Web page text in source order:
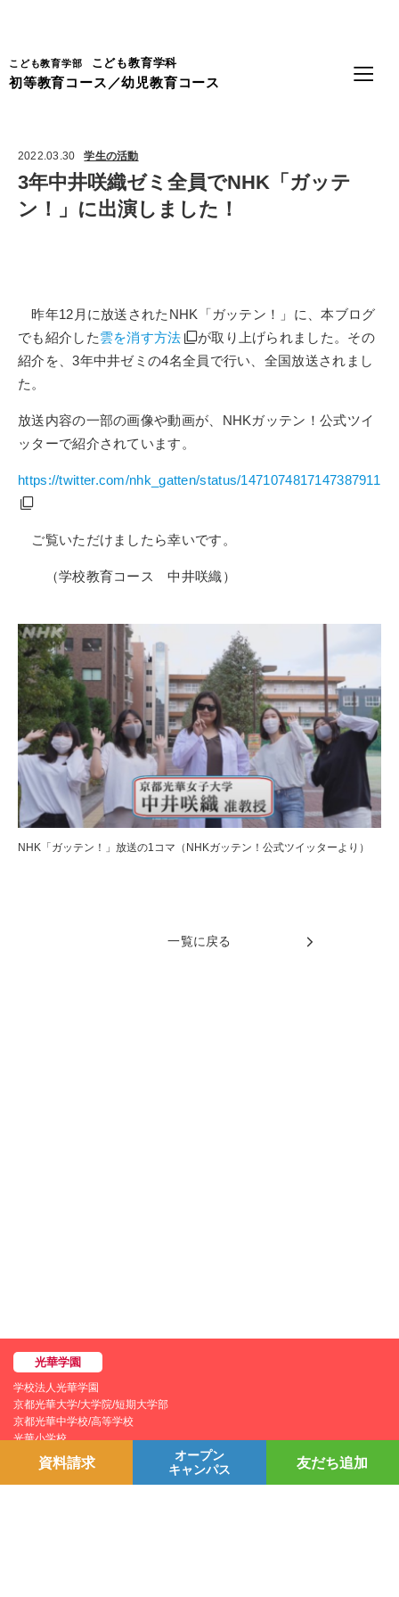
こども教育学部 こども教育学科
初等教育コース／幼児教育コース
2022.03.30 学生の活動
3年中井咲織ゼミ全員でNHK「ガッテ
ン！」に出演しました！
昨年12 月に放送された NHK 「ガッテン！」に、本ブログ
でも紹介した雲を消す方法
が取り上げられました。その
紹介を、3年中井ゼミの4名全員で行い、全国放送されまし
た。
放送内容の一部の画像や動画が、 NHKガッテン！公式ツイ
ッターで紹介されています。
https://twitter.com/nhk_gatten/status/1471074817147387911
ご覧いただけましたら幸いです。
（学校教育コース 中井咲織）
NHK「ガッテン！」放送の1コマ（NHKガッテン！公式ツイッターより）
一覧に戻る
学校法人光華学園
京都光華大学/大学院/短期大学部
京都光華中学校/高等学校
光華小学校
光華幼稚園
資料請求
オープン
キャンパス
友だち追加